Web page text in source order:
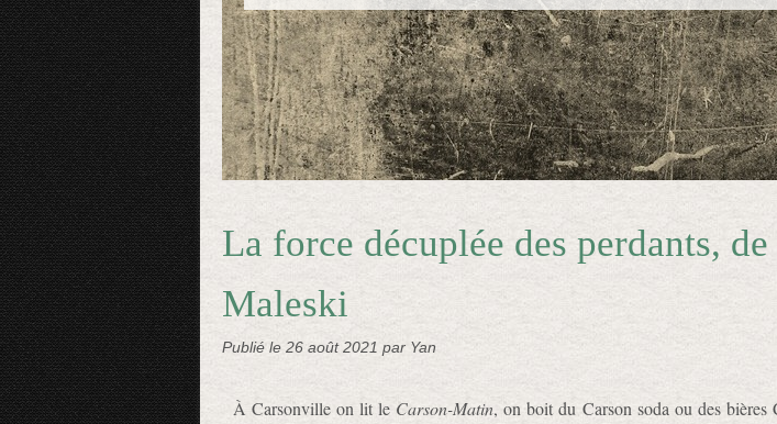
La force décuplée des perdants,
Maleski
Publié le 26 août 2021 par Yan
À Carsonville on lit le Carson-Matin, on boit du Carson soda ou des bières